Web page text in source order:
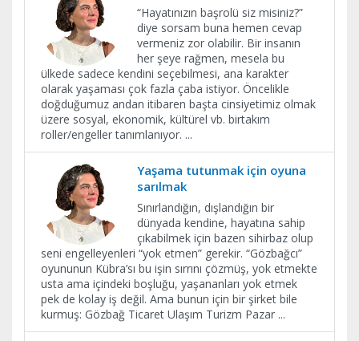
“Hayatınızın başrolü siz misiniz?”
diye sorsam buna hemen cevap
vermeniz zor olabilir. Bir insanın
her şeye rağmen, mesela bu
ülkede sadece kendini seçebilmesi, ana karakter
olarak yaşaması çok fazla çaba istiyor. Öncelikle
doğduğumuz andan itibaren başta cinsiyetimiz olmak
üzere sosyal, ekonomik, kültürel vb. birtakım
roller/engeller tanımlanıyor. ...
Yaşama tutunmak için oyuna
sarılmak
Sınırlandığın, dışlandığın bir
dünyada kendine, hayatına sahip
çıkabilmek için bazen sihirbaz olup
seni engelleyenleri “yok etmen” gerekir. “Gözbağcı”
oyununun Kübra’sı bu işin sırrını çözmüş, yok etmekte
usta ama içindeki boşluğu, yaşananları yok etmek
pek de kolay iş değil. Ama bunun için bir şirket bile
kurmuş: Gözbağ Ticaret Ulaşım Turizm Pazar ...